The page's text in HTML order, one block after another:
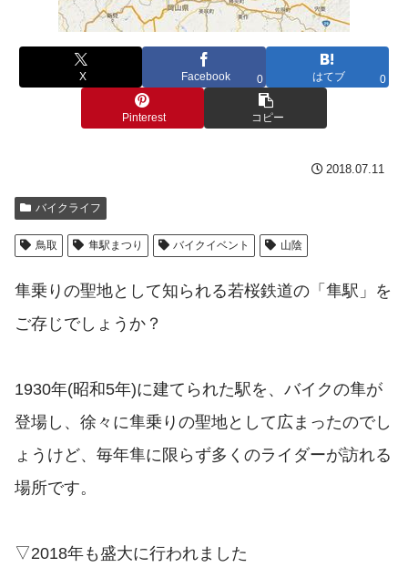
X Facebook 0 はてブ 0
Pinterest コピー
2018.07.11
バイクライフ
鳥取 隼駅まつり バイクイベント 山陰
隼乗りの聖地として知られる若桜鉄道の「隼駅」を
ご存じでしょうか？
1930年(昭和5年)に建てられた駅を、バイクの隼が
登場し、徐々に隼乗りの聖地として広まったのでし
ょうけど、毎年隼に限らず多くのライダーが訪れる
場所です。
▽2018年も盛大に行われました